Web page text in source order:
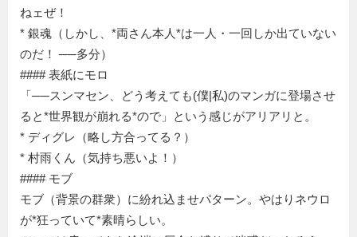
ねェぜ！
* 銀魂（しかし、*両さん本人*は一人・一回しか出ていない
のだ！ ──多分）
#### 表紙にモロ
「──スンマセン、どう考えても(僕|私)のマンガに登場させ
ると*世界観が崩れる*ので」という感じがアリアリと。
* ディグレ（略し方合ってる？）
* 村雨くん（気持ち悪いよ！）
#### モブ
モブ（背景の群衆）に紛れ込ませパターン。やはりネウロ
が*狂っていて*素晴らしい。